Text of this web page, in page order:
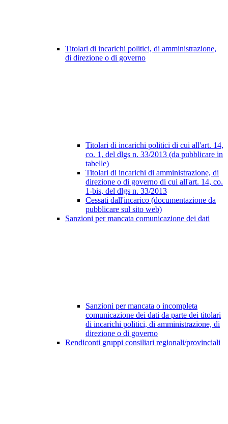
Titolari di incarichi politici, di amministrazione,
di direzione o di governo
Titolari di incarichi politici di cui all'art. 14,
co. 1, del dlgs n. 33/2013 (da pubblicare in
tabelle)
Titolari di incarichi di amministrazione, di
direzione o di governo di cui all'art. 14, co.
1-bis, del dlgs n. 33/2013
Cessati dall'incarico (documentazione da
pubblicare sul sito web)
Sanzioni per mancata comunicazione dei dati
Sanzioni per mancata o incompleta
comunicazione dei dati da parte dei titolari
di incarichi politici, di amministrazione, di
direzione o di governo
Rendiconti gruppi consiliari regionali/provinciali